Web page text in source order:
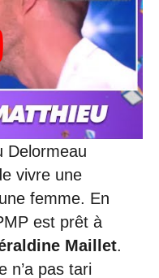
Delormeau
vivre une
femme. En
est prêt à
Maillet.
n’a pas tari